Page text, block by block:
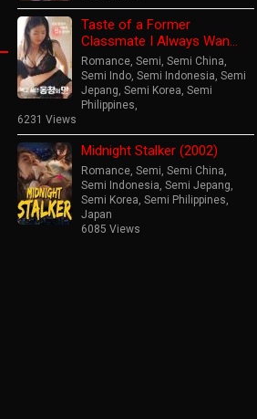
Taste of a Former
Classmate I Always Wan…
Romance Semi Semi China
Semi Indo Semi Indonesia Semi
Jepang Semi Korea Semi
Philippines
6231 Views
Midnight Stalker (2002)
Romance Semi Semi China
Semi Indonesia Semi Jepang
Semi Korea Semi Philippines
Japan
6085 Views